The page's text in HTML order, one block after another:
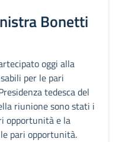
Bonetti
oggi alla
per le pari
tedesca del
riunione sono stati i
opportunità e la
pari opportunità.